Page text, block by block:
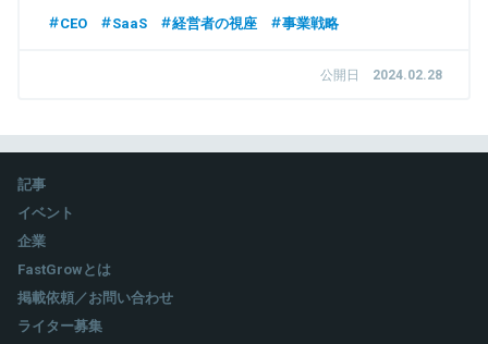
CEO SaaS 経営者の視座 事業戦略
公開日 2024.02.28
記事
イベント
企業
FastGrowとは
掲載依頼／お問い合わせ
ライター募集